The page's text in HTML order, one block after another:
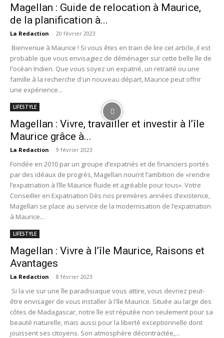
Magellan : Guide de relocation à Maurice,
de la planification à...
La Redaction - 20 février 2023
Bienvenue à Maurice ! Si vous êtes en train de lire cet article, il est
probable que vous envisagiez de déménager sur cette belle île de
l'océan Indien. Que vous soyez un expatrié, un retraité ou une
famille à la recherche d'un nouveau départ, Maurice peut offrir
une expérience...
LIFESTYLE
Magellan : Vivre, travailler et investir à l’île
Maurice grâce à...
La Redaction - 9 février 2023
Fondée en 2010 par un groupe d’expatriés et de financiers portés
par des idéaux de progrès, Magellan nourrit l’ambition de «rendre
l’expatriation à l’île Maurice fluide et agréable pour tous». Votre
Conseiller en Expatriation Dès nos premières années d’existence,
Magellan se place au service de la modernisation de l’expatriation
à Maurice...
LIFESTYLE
Magellan : Vivre à l’île Maurice, Raisons et
Avantages
La Redaction - 8 février 2023
Si la vie sur une île paradisiaque vous attire, vous devriez peut-
être envisager de vous installer à l'île Maurice. Située au large des
côtes de Madagascar, notre île est réputée non seulement pour sa
beauté naturelle, mais aussi pour la liberté exceptionnelle dont
jouissent ses citoyens. Son atmosphère décontractée,...